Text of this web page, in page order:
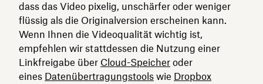
dass das Video pixelig, unschärfer oder weniger
flüssig als die Originalversion erscheinen kann.
Wenn Ihnen die Videoqualität wichtig ist,
empfehlen wir stattdessen die Nutzung einer
Linkfreigabe über Cloud-Speicher oder
eines Datenübertragungstools wie Dropbox